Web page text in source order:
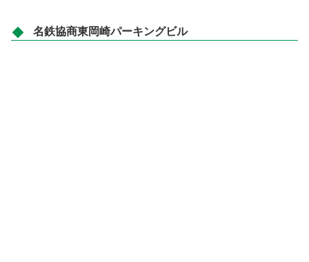
名鉄協商東岡崎パーキングビル